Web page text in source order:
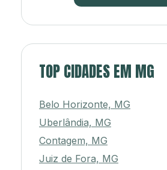
TOP CIDADES EM MG
Belo Horizonte, MG
Uberlândia, MG
Contagem, MG
Juiz de Fora, MG